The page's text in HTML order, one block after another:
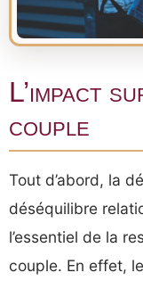
L’impact
couple
Tout d’abord, la
déséquilibre
l’essentiel de la
couple. En effet,